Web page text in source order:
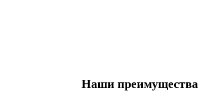
Наши преимущества